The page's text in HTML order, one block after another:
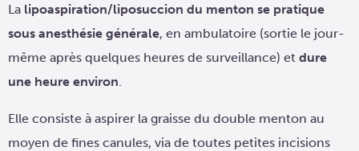
La lipoaspiration/liposuccion du menton se pratique
sous anesthésie générale, en ambulatoire (sortie le jour-
même après quelques heures de surveillance) et dure
une heure environ
Elle consiste à aspirer la graisse du double menton au
moyen de fines canules, via de toutes petites incisions